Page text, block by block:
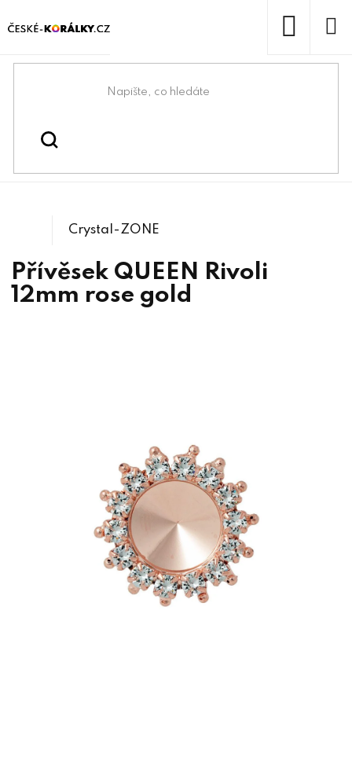
na
Domů
Swarovski® & lůžka
Crystals /
Přívěsek QUEEN Rivoli
12mm rose gold
Crystal-ZONE